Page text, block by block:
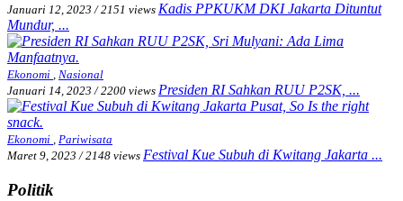
Januari 12, 2023 / 2151 views Kadis PPKUKM DKI Jakarta Dituntut
Mundur, ...
Ekonomi , Nasional
Januari 14, 2023 / 2200 views Presiden RI Sahkan RUU P2SK, ...
Ekonomi , Pariwisata
Maret 9, 2023 / 2148 views Festival Kue Subuh di Kwitang Jakarta ...
Politik